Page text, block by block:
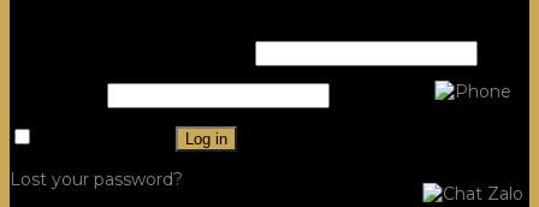
Log in
Lost your password?